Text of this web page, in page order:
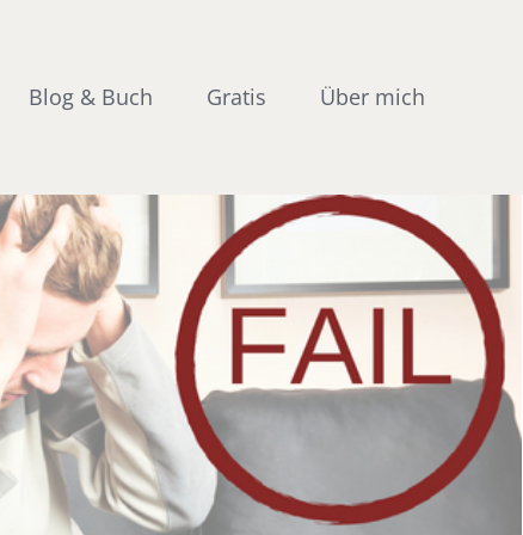
Blog & Buch Gratis Über mich